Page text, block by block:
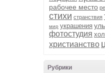
рабочее место
стихи странствия
мир украшения
фотостудия
христианство
Рубрики